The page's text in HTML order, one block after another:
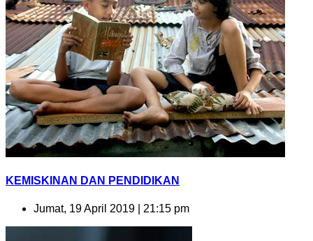
KEMISKINAN DAN PENDIDIKAN
Jumat, 19 April 2019 | 21:15 pm